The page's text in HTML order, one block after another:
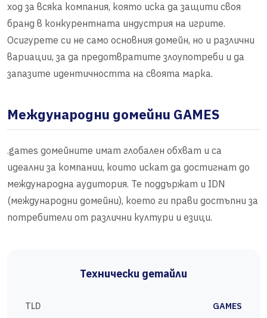
ход за всяка компания, която иска да защити своя
бранд в конкурентната индустрия на игрите.
Осигурете си не само основния домейн, но и различни
вариации, за да предотвратите злоупотреби и да
запазите идентичността на своята марка.
Международни домейни GAMES
.games домейните имат глобален обхват и са
идеални за компании, които искат да достигнат до
международна аудитория. Те поддържат и IDN
(международни домейни), което ги прави достъпни за
потребители от различни култури и езици.
Технически детайли
TLD GAMES